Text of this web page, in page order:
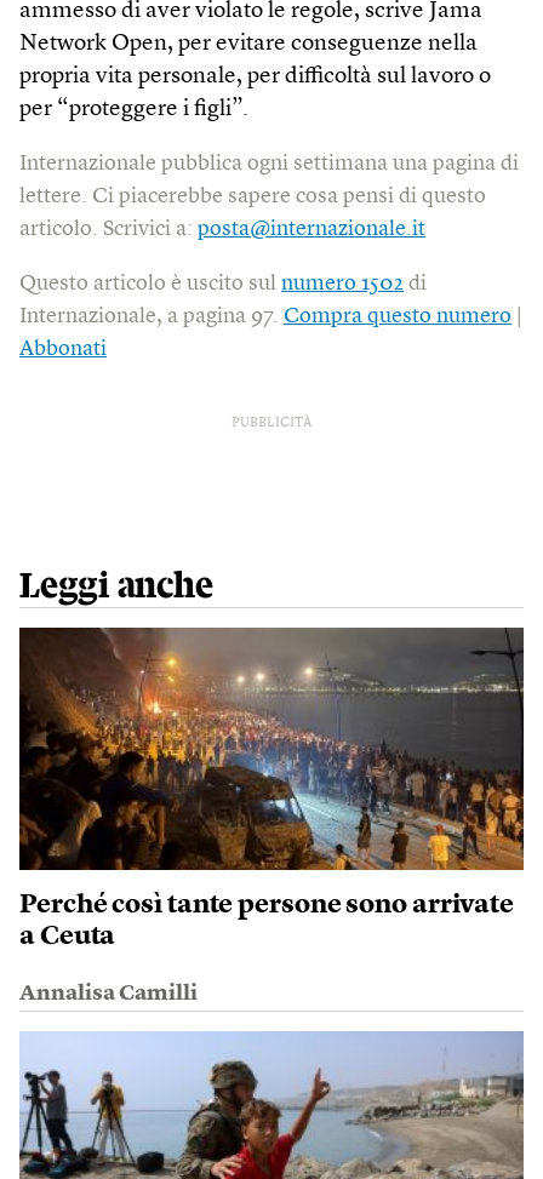
ammesso di aver violato le regole, scrive Jama
Network Open, per evitare conseguenze nella
propria vita personale, per difficoltà sul lavoro o
per “proteggere i figli”.
Internazionale pubblica ogni settimana una pagina di
lettere. Ci piacerebbe sapere cosa pensi di questo
articolo. Scrivici a: posta@internazionale.it
Questo articolo è uscito sul numero 1502 di
Internazionale, a pagina 97. Compra questo numero
Abbonati
PUBBLICITÀ
Leggi anche
Perché così tante persone sono arrivate
a Ceuta
Annalisa Camilli